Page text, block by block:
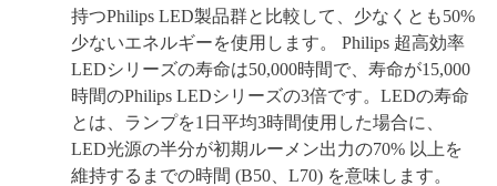
持つPhilips LED製品群と比較して、少なくとも50%
少ないエネルギーを使用します。 Philips 超高効率
LEDシリーズの寿命は50,000時間で、寿命が15,000
時間のPhilips LEDシリーズの3倍です。LEDの寿命
とは、ランプを1日平均3時間使用した場合に、
LED光源の半分が初期ルーメン出力の70% 以上を
維持するまでの時間 (B50、L70) を意味します。